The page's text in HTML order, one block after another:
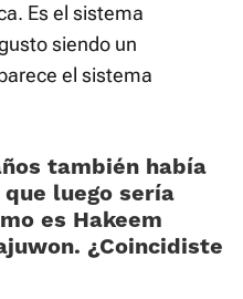
Es el sistema
siendo un
el sistema
también había
luego sería
es Hakeem
¿Coincidiste